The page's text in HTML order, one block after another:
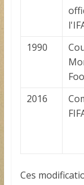
1990
2016
Ces